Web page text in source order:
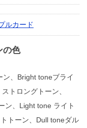
ルカード
の色
、Bright toneブライ
トロングトーン、
ン、Light tone ライト
トーン、Dull toneダル